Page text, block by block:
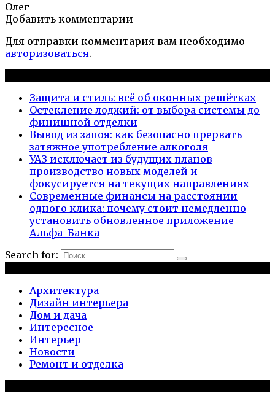
Олег
Добавить комментарии
Для отправки комментария вам необходимо
авторизоваться.
Защита и стиль: всё об оконных решётках
Остекление лоджий: от выбора системы до
финишной отделки
Вывод из запоя: как безопасно прервать
затяжное употребление алкоголя
УАЗ исключает из будущих планов
производство новых моделей и
фокусируется на текущих направлениях
Современные финансы на расстоянии
одного клика: почему стоит немедленно
установить обновленное приложение
Альфа-Банка
Search for:
Архитектура
Дизайн интерьера
Дом и дача
Интересное
Интерьер
Новости
Ремонт и отделка